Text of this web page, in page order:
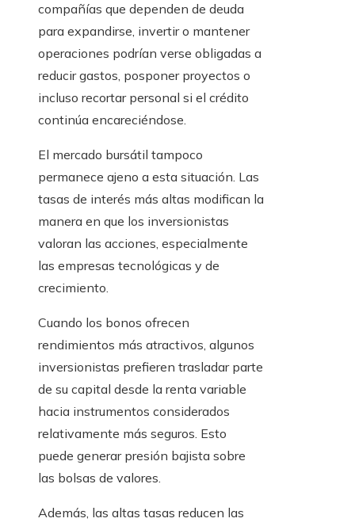
compañías que dependen de deuda
para expandirse, invertir o mantener
operaciones podrían verse obligadas a
reducir gastos, posponer proyectos o
incluso recortar personal si el crédito
continúa encareciéndose.
El mercado bursátil tampoco
permanece ajeno a esta situación. Las
tasas de interés más altas modifican la
manera en que los inversionistas
valoran las acciones, especialmente
las empresas tecnológicas y de
crecimiento.
Cuando los bonos ofrecen
rendimientos más atractivos, algunos
inversionistas prefieren trasladar parte
de su capital desde la renta variable
hacia instrumentos considerados
relativamente más seguros. Esto
puede generar presión bajista sobre
las bolsas de valores.
Además, las altas tasas reducen las